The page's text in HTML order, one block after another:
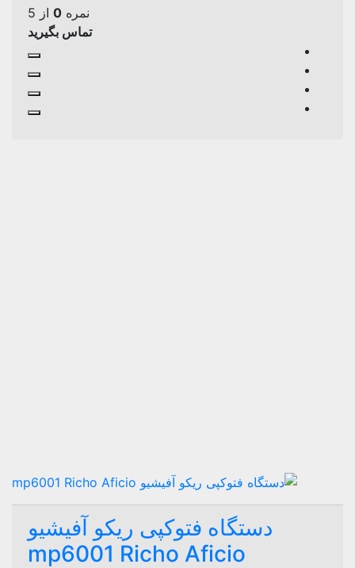
نمره 0 از 5
تماس بگیرید
دستگاه فتوکپی ریکو آفیشیو
mp6001 Richo Aficio